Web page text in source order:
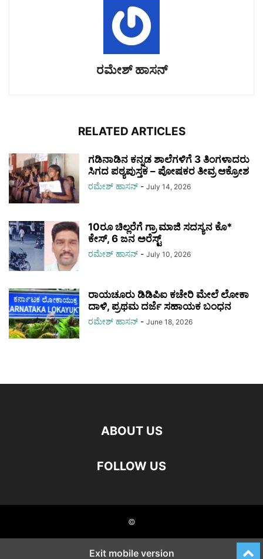
ರಮೇಶ್‌ ಹಾಸನ್‌
RELATED ARTICLES
ಗಡಿನಾಡಿನ ಕನ್ನಡ ಶಾಲೆಗಳಿಗೆ 3 ತಿಂಗಳಾದರು
ಸಿಗದ ಪಠ್ಯಪುಸ್ತಕ – ಪೋಷಕರ ತೀವ್ರ ಆಕ್ರೋಶ
ರಮೇಶ್‌ ಹಾಸನ್‌ - July 14, 2026
10ರೂ ಚಿಲ್ಲರೆಗೆ ಗ್ರಾ ಮಾಜಿ ಸದಸ್ಯನ ಕೊ*
ಕೇಸ್, 6 ಜನ ಅರೆಸ್ಟ್‌
ರಮೇಶ್‌ ಹಾಸನ್‌ - July 10, 2026
ರಾಯಚೂರು ಡಿಡಿಪಿಐ ಕಚೇರಿ ಮೇಲೆ ಲೋಕಾ
ದಾಳಿ, ಪ್ರಥಮ ದರ್ಜೆ ಸಹಾಯಕ ಬಂಧನ
ರಮೇಶ್‌ ಹಾಸನ್‌ - June 18, 2026
ABOUT US
FOLLOW US
©
Exit mobile version